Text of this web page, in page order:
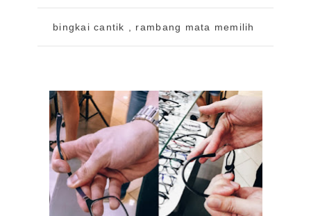
bingkai cantik , rambang mata memilih